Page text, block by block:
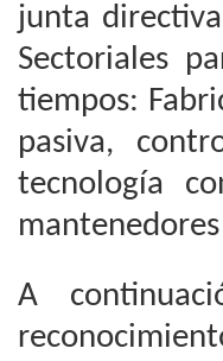
junta
Sectoriales
tiempos:
pasiva,
tecnología
A